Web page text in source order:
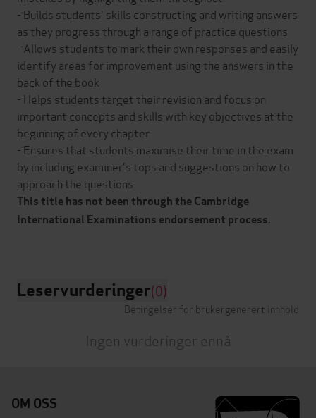
- Builds students' skills constructing and writing answers
as they progress through a range of practice questions
- Allows students to mark their own responses and easily
identify areas for improvement using the answers in the
back of the book
- Helps students target their revision and focus on
important concepts and skills with key objectives at the
beginning of every chapter
- Ensures that students maximise their time in the exam
by including examiner's tops and suggestions on how to
approach the questions
This title has not been through the Cambridge
International Examinations endorsement process.
Leservurderinger(0)
Betingelser for brukergenerert innhold
Ingen vurderinger ennå
OM OSS